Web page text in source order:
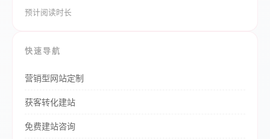
预计阅读时长
快速导航
营销型网站定制
获客转化建站
免费建站咨询